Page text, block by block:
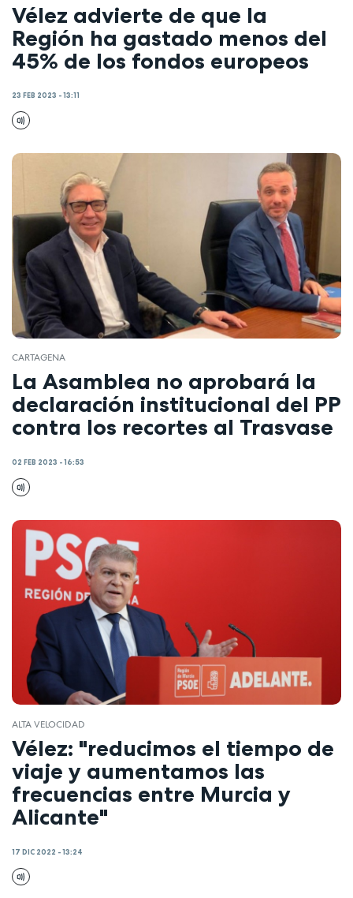
Vélez advierte de que la
Región ha gastado menos del
45% de los fondos europeos
23 FEB 2023 - 13:11
CARTAGENA
La Asamblea no aprobará la
declaración institucional del PP
contra los recortes al Trasvase
02 FEB 2023 - 16:53
ALTA VELOCIDAD
Vélez: "reducimos el tiempo de
viaje y aumentamos las
frecuencias entre Murcia y
Alicante"
17 DIC 2022 - 13:24